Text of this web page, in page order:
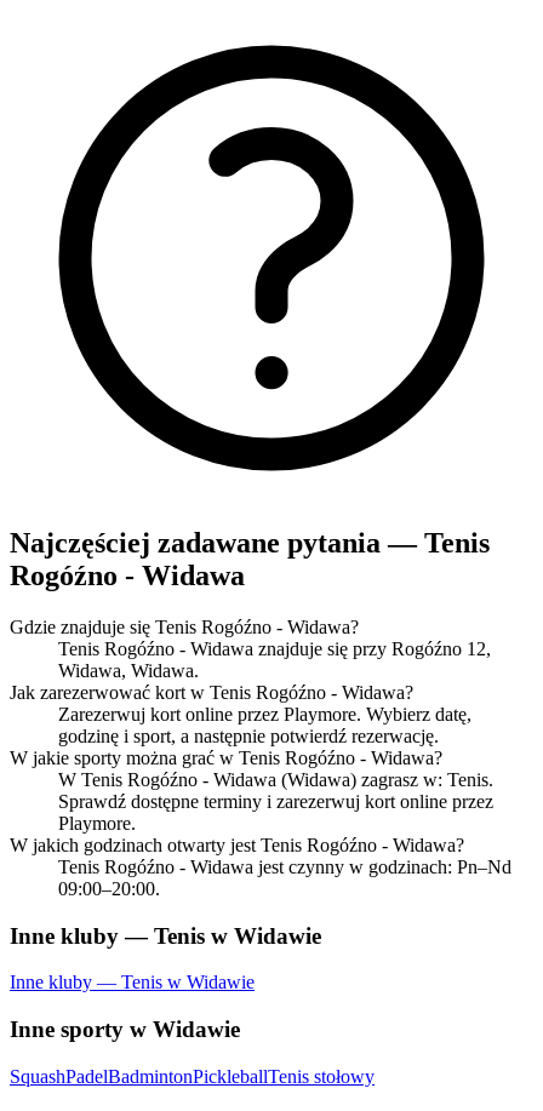
Najczęściej zadawane pytania — Tenis
Rogóźno - Widawa
Gdzie znajduje się Tenis Rogóźno - Widawa?
Tenis Rogóźno - Widawa znajduje się przy Rogóźno 12,
Widawa, Widawa.
Jak zarezerwować kort w Tenis Rogóźno - Widawa?
Zarezerwuj kort online przez Playmore. Wybierz datę,
godzinę i sport, a następnie potwierdź rezerwację.
W jakie sporty można grać w Tenis Rogóźno - Widawa?
W Tenis Rogóźno - Widawa (Widawa) zagrasz w: Tenis.
Sprawdź dostępne terminy i zarezerwuj kort online przez
Playmore.
W jakich godzinach otwarty jest Tenis Rogóźno - Widawa?
Tenis Rogóźno - Widawa jest czynny w godzinach: Pn–Nd
09:00–20:00.
Inne kluby — Tenis w Widawie
Inne kluby — Tenis w Widawie
Inne sporty w Widawie
SquashPadelBadmintonPickleballTenis stołowy